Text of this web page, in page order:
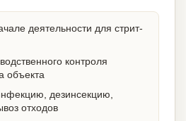
деятельности для стрит-
контроля
объекта
дезинсекцию,
отходов